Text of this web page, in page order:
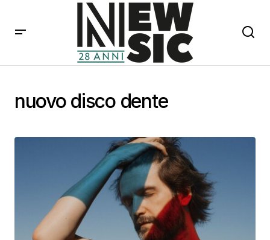
nuovo disco dente